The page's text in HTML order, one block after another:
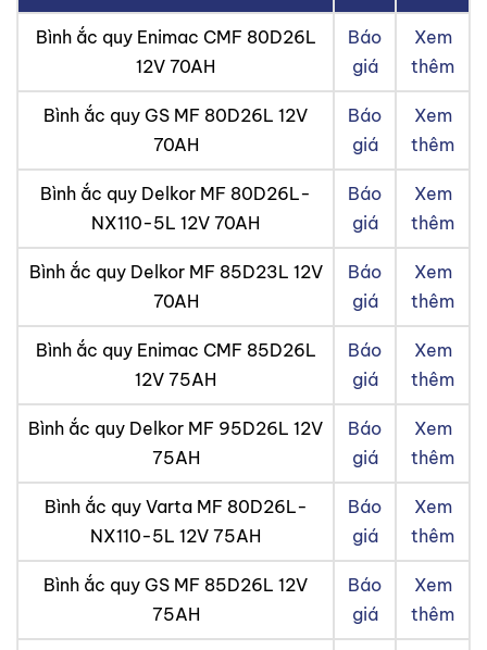
Bình ắc quy Enimac CMF 80D26L
12V 70AH
Báo
giá
Xem
thêm
Bình ắc quy GS MF 80D26L 12V
70AH
Báo
giá
Xem
thêm
Bình ắc quy Delkor MF 80D26L-
NX110-5L 12V 70AH
Báo
giá
Xem
thêm
Bình ắc quy Delkor MF 85D23L 12V
70AH
Báo
giá
Xem
thêm
Bình ắc quy Enimac CMF 85D26L
12V 75AH
Báo
giá
Xem
thêm
Bình ắc quy Delkor MF 95D26L 12V
75AH
Báo
giá
Xem
thêm
Bình ắc quy Varta MF 80D26L-
NX110-5L 12V 75AH
Báo
giá
Xem
thêm
Bình ắc quy GS MF 85D26L 12V
75AH
Báo
giá
Xem
thêm